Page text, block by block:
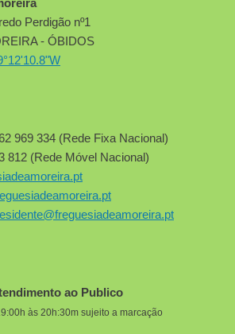
Perdigão nº1
- ÓBIDOS
969 334 (Rede Fixa Nacional)
812 (Rede Móvel Nacional)
ao Publico
às 20h:30m sujeito a marcação